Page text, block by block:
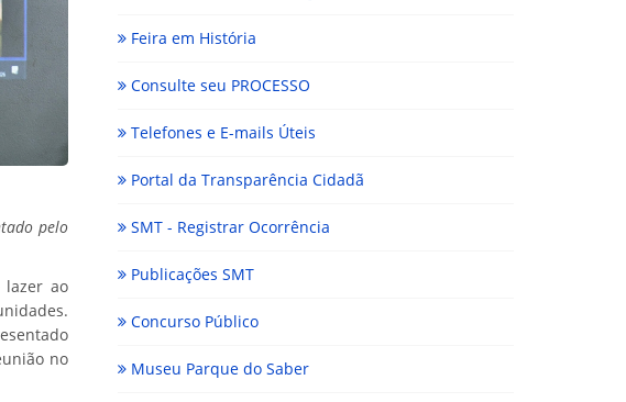
pelo
lazer ao
no
Feira em História
Consulte seu PROCESSO
Telefones e E-mails Úteis
Portal da Transparência Cidadã
SMT - Registrar Ocorrência
Publicações SMT
Concurso Público
Museu Parque do Saber